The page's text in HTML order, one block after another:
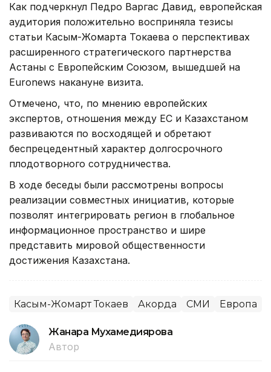
Как подчеркнул Педро Варгас Давид, европейская
аудитория положительно восприняла тезисы
статьи Касым-Жомарта Токаева о перспективах
расширенного стратегического партнерства
Астаны с Европейским Союзом, вышедшей на
Euronews накануне визита.
Отмечено, что, по мнению европейских
экспертов, отношения между ЕС и Казахстаном
развиваются по восходящей и обретают
беспрецедентный характер долгосрочного
плодотворного сотрудничества.
В ходе беседы были рассмотрены вопросы
реализации совместных инициатив, которые
позволят интегрировать регион в глобальное
информационное пространство и шире
представить мировой общественности
достижения Казахстана.
Касым-Жомарт Токаев Акорда СМИ Европа
Жанара Мухамедиярова
Автор